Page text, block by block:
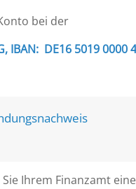
bei der
IBAN: DE16 5019 0000
Ihrem Finanzamt